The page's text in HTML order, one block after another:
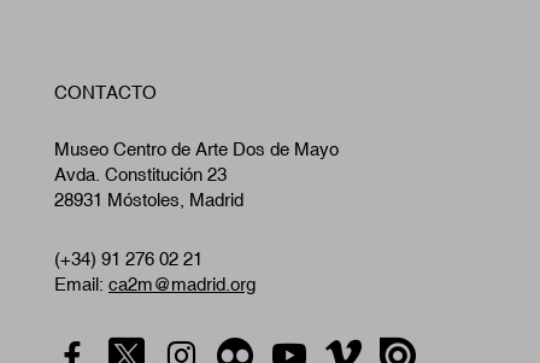
CONTACTO
Museo Centro de Arte Dos de Mayo
Avda. Constitución 23
28931 Móstoles, Madrid
(+34) 91 276 02 21
Email: ca2m@madrid.org